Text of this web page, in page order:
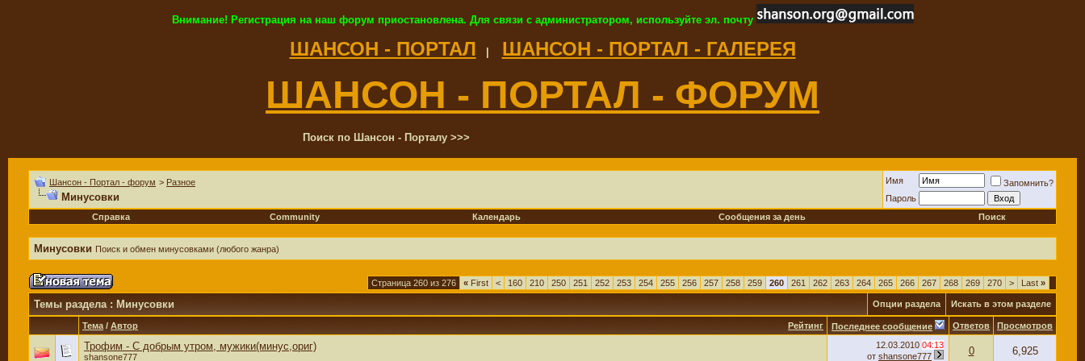
Внимание! Регистрация на наш форум приостановлена. Для связи с администратором, используйте эл. почту
ШАНСОН - ПОРТАЛ ШАНСОН - ПОРТАЛ - ГАЛЕРЕЯ
ШАНСОН - ПОРТАЛ - ФОРУМ
Поиск по Шансон - Порталу >>>
Шансон - Портал - форум > Разное
Минусовки
Имя
Запомнить?
Пароль
Справка
Community Календарь Сообщения за день Поиск
Минусовки Поиск и обмен минусовками (любого жанра)
Страница 260 из 276 « First < 160 210 250 251 252 253 254 255 256 257 258 259 260 261 262 263 264 265 266 267 268 269 270 > Last »
Темы раздела: Минусовки Опции раздела Искать в этом разделе
Рейтинг
Тема / Автор Последнее сообщение Ответов Просмотров
Трофим - С добрым утром, мужики(минус,ориг)
shansone777
12.03.2010 04:13
от shansone777 0 6,925